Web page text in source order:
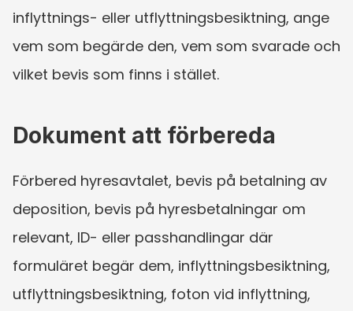
inflyttnings- eller utflyttningsbesiktning, ange
vem som begärde den, vem som svarade och
vilket bevis som finns i stället.
Dokument att förbereda
Förbered hyresavtalet, bevis på betalning av
deposition, bevis på hyresbetalningar om
relevant, ID- eller passhandlingar där
formuläret begär dem, inflyttningsbesiktning,
utflyttningsbesiktning, foton vid inflyttning,